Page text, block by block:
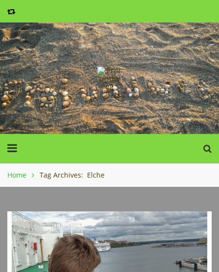
Home Tag Archives: Elche